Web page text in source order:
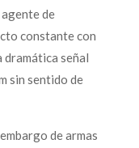
de
constante con
señal
sin sentido de
de armas